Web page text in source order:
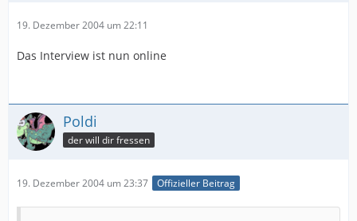
19. Dezember 2004 um 22:11
Das Interview ist nun online
Poldi
der will dir fressen
19. Dezember 2004 um 23:37 Offizieller Beitrag